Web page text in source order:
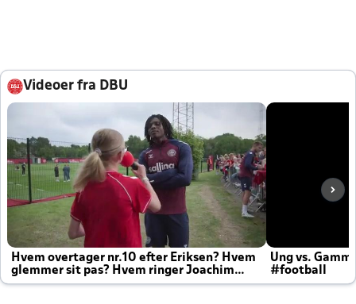
Videoer fra DBU
Hvem overtager nr.10 efter Eriksen? Hvem
glemmer sit pas? Hvem ringer Joachim
altid til efter kampe?
Ung vs.
#football